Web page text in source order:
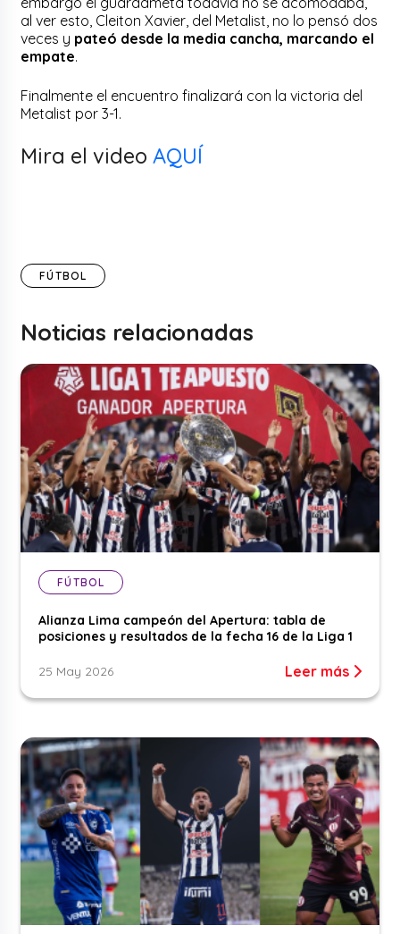
al ver esto, Cleiton Xavier, del Metalist, no lo pensó dos
veces y pateó desde la media cancha, marcando el
empate.
Finalmente el encuentro finalizará con la victoria del
Metalist por 3-1.
Mira el videoAQUÍ
FÚTBOL
Noticias relacionadas
FÚTBOL
Alianza Lima campeón del Apertura: tabla de
posiciones y resultados de la fecha 16 de la Liga 1
25 May 2026 Leer más